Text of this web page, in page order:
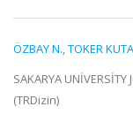
ÖZBAY N.,TOKER
SAKARYA
(TRDizin)